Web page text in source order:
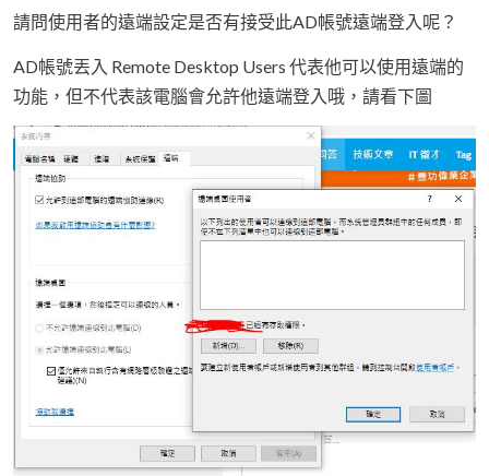
請問使用者的遠端設定是否有接受此AD帳號遠端登入呢？
AD帳號丟入 Remote Desktop Users 代表他可以使用遠端的
功能，但不代表該電腦會允許他遠端登入哦，請看下圖